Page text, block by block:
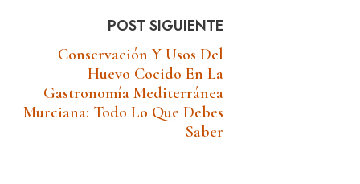
POST SIGUIENTE
Conservación Y Usos Del
Huevo Cocido En La
Gastronomía Mediterránea
Murciana: Todo Lo Que Debes
Saber